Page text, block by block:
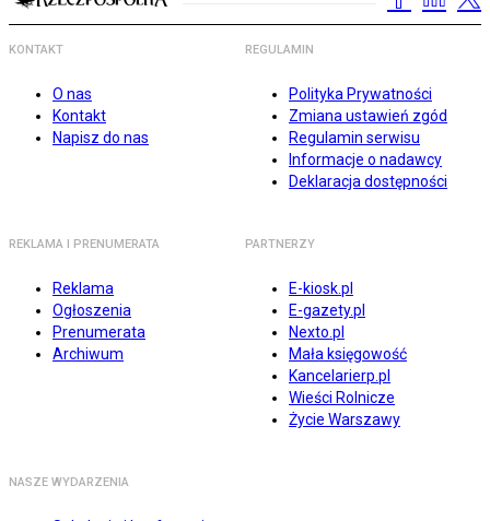
KONTAKT
O nas
Kontakt
Napisz do nas
REGULAMIN
Polityka Prywatności
Zmiana ustawień zgód
Regulamin serwisu
Informacje o nadawcy
Deklaracja dostępności
REKLAMA I PRENUMERATA
Reklama
Ogłoszenia
Prenumerata
Archiwum
PARTNERZY
E-kiosk.pl
E-gazety.pl
Nexto.pl
Mała księgowość
Kancelarierp.pl
Wieści Rolnicze
Życie Warszawy
NASZE WYDARZENIA